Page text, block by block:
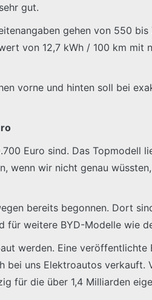
gut.
gehen von 550
von 12,7 kWh / 100 km mit
vorne und hinten soll bei
Euro sind. Das Topmodell
wenn wir nicht genau
bereits begonnen. Dort
weitere BYD-Modelle wie
werden. Eine veröffentlichte
bei uns Elektroautos
für die über 1,4 Milliarden